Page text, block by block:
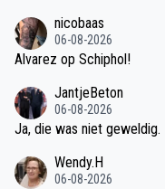
nicobaas
06-08-2026
Alvarez op Schiphol!
JantjeBeton
06-08-2026
Ja, die was niet geweldig.
Wendy.H
06-08-2026